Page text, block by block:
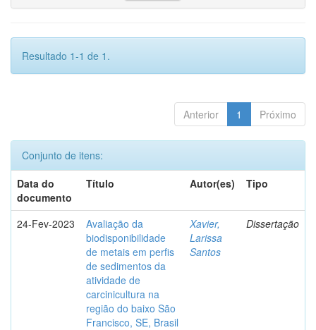
Resultado 1-1 de 1.
Anterior 1 Próximo
Conjunto de itens:
Data do
documento
Título Autor(es) Tipo
24-Fev-2023
Avaliação da
biodisponibilidade
de metais em perfis
de sedimentos da
atividade de
carcinicultura na
região do baixo São
Francisco, SE, Brasil
Xavier,
Larissa
Santos
Dissertação